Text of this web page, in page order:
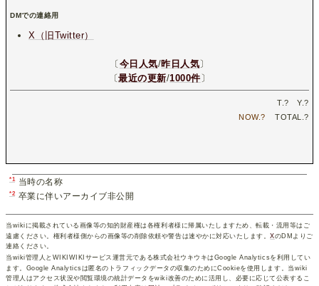
DMでの連絡用
X（旧Twitter）
〔 今日人気/昨日人気〕
〔最近の更新/1000件 〕
T.? Y.?
NOW.? TOTAL.?
*1 当時の名称
*2 卒業に伴いアーカイブ非公開
当wikiに掲載されている画像等の知的財産権は各権利者様に帰属いたしますため、転載・流用等はご
遠慮ください。権利者様側からの画像等の削除依頼や警告は速やかに対応いたします。XのDMよりご
連絡ください。
当wiki管理人とWIKIWIKIサービス運営元である株式会社ウキウキはGoogle Analyticsを利用してい
ます。Google Analyticsは匿名のトラフィックデータの収集のためにCookieを使用します。当wiki
管理人はアクセス状況や閲覧環境の統計データをwiki改善のために活用し、必要に応じて公表するこ